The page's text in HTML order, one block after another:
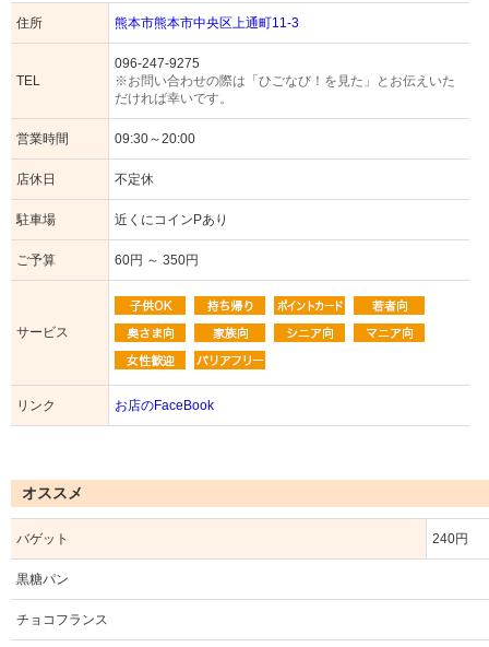
住所 熊本市熊本市中央区上通町11-3
TEL
096-247-9275
※お問い合わせの際は「ひごなび！を見た」とお伝えいた
だければ幸いです。
営業時間 09:30～20:00
店休日 不定休
駐車場 近くにコインPあり
ご予算 60円 ～ 350円
サービス
リンク お店のFaceBook
オススメ
バゲット 240円
黒糖パン
チョコフランス